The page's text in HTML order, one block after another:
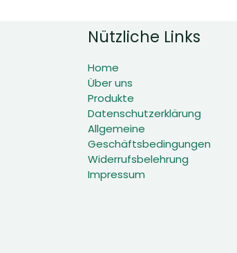
Nützliche Links
Home
Über uns
Produkte
Datenschutzerklärung
Allgemeine
Geschäftsbedingungen
Widerrufsbelehrung
Impressum